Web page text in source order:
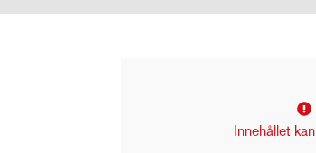
Innehållet